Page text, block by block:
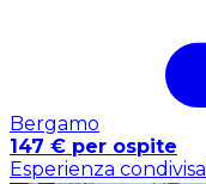
Bergamo
147 € per ospite
Esperienza condivisa